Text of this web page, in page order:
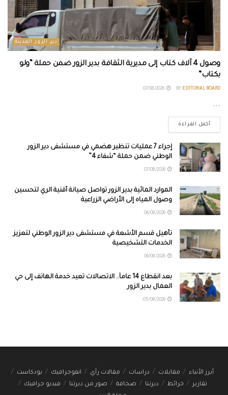
دير الزور المدينة
وصول 4 آلاف كتاب إلى مديرية الثقافة بدير الزور ضمن حملة “ولو
بكتاب”
BY EDITORIAL BOARD
...
أكمل القراءة
إجراء 7 عمليات تنظير هضمي في مستشفى دير الزور
الوطني ضمن حملة “شفاء 4”
الموارد المائية بدير الزور تواصل صيانة أقنية الري لتحسين
وصول المياه إلى الأراضي الزراعية
تأهيل قسم الأشعة في مستشفى دير الزور الوطني لتعزيز
الخدمات التشخيصية
بعد انقطاع 14 عاماً.. الاتصالات تعيد خدمة الهاتف إلى حي
العمال بدير الزور
أبرز الأنباء مقابلات دراسات مقالات رأي انفوجرافيك
بودكاست
تقارير
خرائط ديرتنا صحافة صور من ديرتنا
فيديو جرافيك